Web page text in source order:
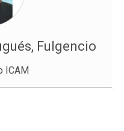
Fulgencio
ICAM